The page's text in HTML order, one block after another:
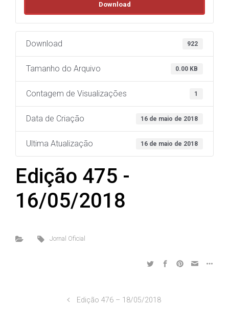
Download
Download 922
Tamanho do Arquivo 0.00 KB
Contagem de Visualizações 1
Data de Criação 16 de maio de 2018
Ultima Atualização 16 de maio de 2018
Edição 475 -
16/05/2018
Jornal Oficial
Edição 476 – 18/05/2018